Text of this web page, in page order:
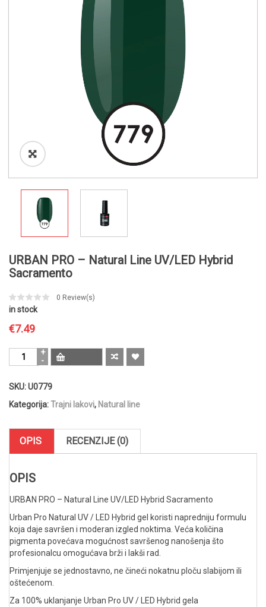
URBAN PRO – Natural Line UV/LED Hybrid
Sacramento
0 Review(s)
in stock
€7.49
URBAN
PRO
Natural
Line
Sacramento
SKU:U0779
Kategorija:Trajni lakovi, Natural line
OPIS RECENZIJE (0)
OPIS
URBAN PRO – Natural Line UV/LED Hybrid Sacramento
Urban Pro Natural UV / LED Hybrid gel koristi napredniju formulu
koja daje savršen i moderan izgled noktima. Veća količina
pigmenta povećava mogućnost savršenog nanošenja što
profesionalcu omogućava brži i lakši rad.
Primjenjuje se jednostavno, ne čineći nokatnu ploču slabijom ili
oštećenom.
Za 100% uklanjanje Urban Pro UV / LED Hybrid gela